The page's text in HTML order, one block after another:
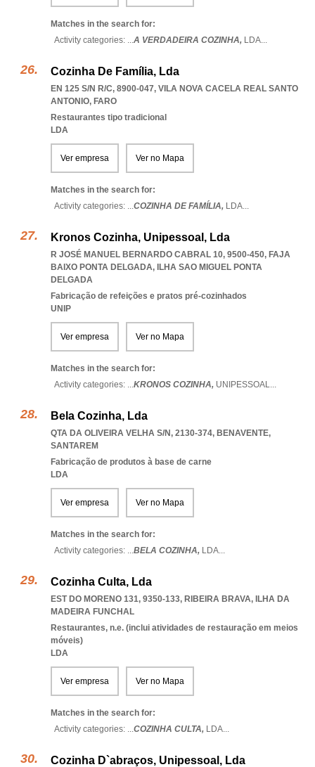
Matches in the search for:
Activity categories: ...A VERDADEIRA COZINHA, LDA...
Cozinha De Família, Lda
EN 125 S/N R/C, 8900-047, VILA NOVA CACELA REAL SANTO
ANTONIO, FARO
Restaurantes tipo tradicional
LDA
Ver empresa Ver no Mapa
Matches in the search for:
Activity categories: ...COZINHA DE FAMÍLIA, LDA...
Kronos Cozinha, Unipessoal, Lda
R JOSÉ MANUEL BERNARDO CABRAL 10, 9500-450, FAJA
BAIXO PONTA DELGADA, ILHA SAO MIGUEL PONTA
DELGADA
Fabricação de refeições e pratos pré-cozinhados
UNIP
Ver empresa Ver no Mapa
Matches in the search for:
Activity categories: ...KRONOS COZINHA, UNIPESSOAL...
Bela Cozinha, Lda
QTA DA OLIVEIRA VELHA S/N, 2130-374, BENAVENTE,
SANTAREM
Fabricação de produtos à base de carne
LDA
Ver empresa Ver no Mapa
Matches in the search for:
Activity categories: ...BELA COZINHA, LDA...
Cozinha Culta, Lda
EST DO MORENO 131, 9350-133, RIBEIRA BRAVA, ILHA DA
MADEIRA FUNCHAL
Restaurantes, n.e. (inclui atividades de restauração em meios
móveis)
LDA
Ver empresa Ver no Mapa
Matches in the search for:
Activity categories: ...COZINHA CULTA, LDA...
Cozinha D`abraços, Unipessoal, Lda